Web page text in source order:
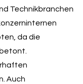
Technikbranchen
da die
Auch